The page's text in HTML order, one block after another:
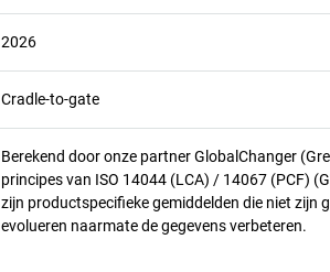
2026
Cradle-to-gate
Berekend door onze partner GlobalChanger
principes van ISO 14044 (LCA) / 14067 (PCF)
zijn productspecifieke gemiddelden die niet zijn
evolueren naarmate de gegevens verbeteren.